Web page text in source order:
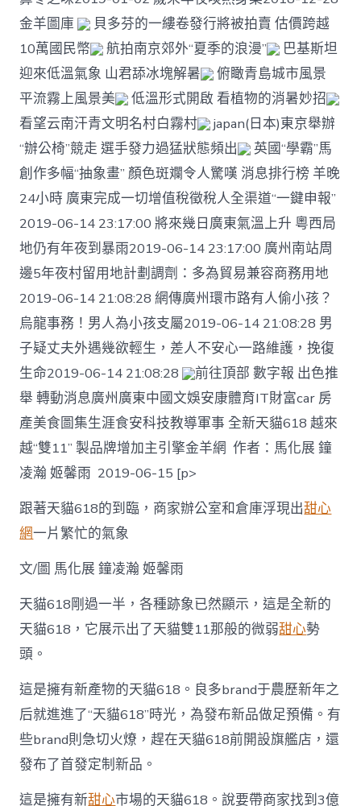
金羊圖庫
貝多芬的一縷卷發行將被拍賣 估價跨越
10萬國民幣
航拍南京郊外“夏季的浪漫”
巴基斯坦
迎來低溫氣象 山君舔冰塊解暑
俯瞰青島城市風景
平流霧上風景美
低溫形式開啟 看植物的消暑妙招
看望云南汗青文明名村白霧村
japan(日本)東京舉辦
“辦公椅”競走 選手發力過猛狀態頻出
英國“學霸”馬
創作多幅“抽象畫” 顏色斑斕令人驚嘆 消息排行榜 羊晚
24小時 廣東完成一切增值稅徵稅人全渠道“一鍵申報”
2019-06-14 23:17:00 將來幾日廣東氣溫上升 粵西局
地仍有年夜到暴雨2019-06-14 23:17:00 廣州南站周
邊5年夜村留用地計劃調劑：多為貿易兼容商務用地
2019-06-14 21:08:28 網傳廣州環市路有人偷小孩？
烏龍事務！男人為小孩支屬2019-06-14 21:08:28 男
子疑丈夫外遇幾欲輕生，差人不安心一路維護，挽復
生命2019-06-14 21:08:28
前往頂部 數字報 出色推
舉 轉動消息廣州廣東中國文娛安康體育IT財富car 房
產美食圖集生涯食安科技教導軍事 全新天貓618 越來
越“雙11” 製品牌增加主引擎金羊網 作者：馬化展 鐘
凌瀚 姬馨雨 2019-06-15 [p>
跟著天貓618的到臨，商家辦公室和倉庫浮現出甜心
網一片繁忙的氣象
文/圖 馬化展 鐘凌瀚 姬馨雨
天貓618剛過一半，各種跡象已然顯示，這是全新的
天貓618，它展示出了天貓雙11那般的微弱甜心勢
頭。
這是擁有新產物的天貓618。良多brand于農歷新年之
后就進進了“天貓618”時光，為發布新品做足預備。有
些brand則急切火燎，趕在天貓618前開設旗艦店，還
發布了首發定制新品。
這是擁有新甜心市場的天貓618。說要帶商家找到3億